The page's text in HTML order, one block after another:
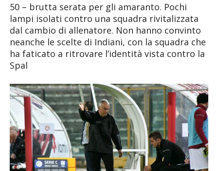
50 – brutta serata per gli amaranto. Pochi
lampi isolati contro una squadra rivitalizzata
dal cambio di allenatore. Non hanno convinto
neanche le scelte di Indiani, con la squadra che
ha faticato a ritrovare l’identità vista contro la
Spal